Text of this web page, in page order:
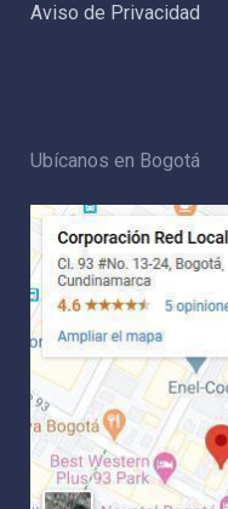
Aviso de Privacidad
Ubícanos en Bogotá